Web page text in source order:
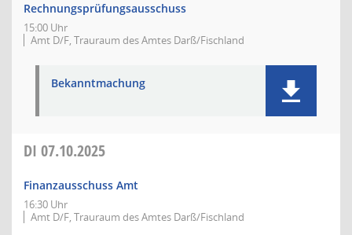
Rechnungsprüfungsausschuss
15:00 Uhr
Amt D/F, Trauraum des Amtes Darß/Fischland
Bekanntmachung
DI 07.10.2025
Finanzausschuss Amt
16:30 Uhr
Amt D/F, Trauraum des Amtes Darß/Fischland